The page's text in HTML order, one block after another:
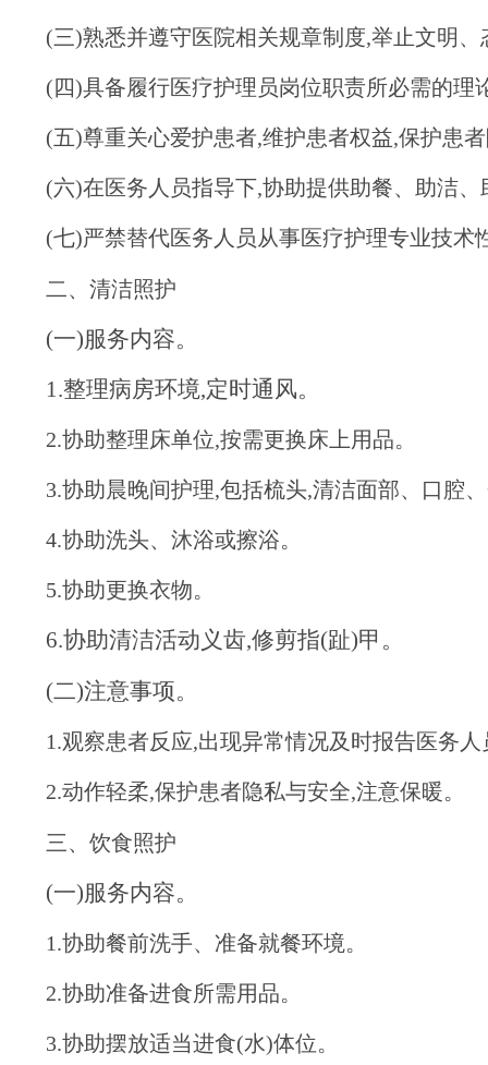
(三)熟悉并遵守医院相关规章制度,举止文明
(四)具备履行医疗护理员岗位职责所必需的理
(五)尊重关心爱护患者,维护患者权益,保护患
(六)在医务人员指导下,协助提供助餐、助洁
(七)严禁替代医务人员从事医疗护理专业技术
二、清洁照护
(一)服务内容。
1.整理病房环境,定时通风。
2.协助整理床单位,按需更换床上用品。
3.协助晨晚间护理,包括梳头,清洁面部、口腔
4.协助洗头、沐浴或擦浴。
5.协助更换衣物。
6.协助清洁活动义齿,修剪指(趾)甲。
(二)注意事项。
1.观察患者反应,出现异常情况及时报告医务人
2.动作轻柔,保护患者隐私与安全,注意保暖。
三、饮食照护
(一)服务内容。
1.协助餐前洗手、准备就餐环境。
2.协助准备进食所需用品。
3.协助摆放适当进食(水)体位。